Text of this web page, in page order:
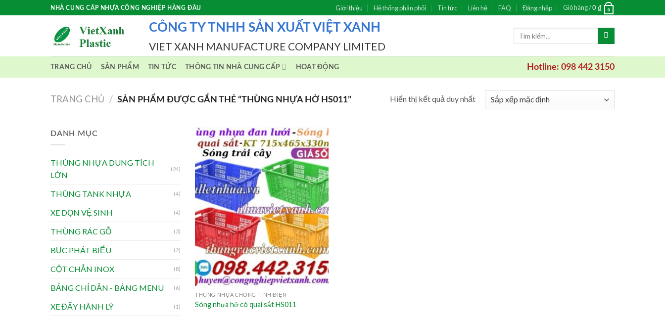
to
NHÀ CUNG CẤP NHỰA CÔNG NGHIỆP HÀNG ĐẦU Giới thiệu Hệ thống phân phối Tin tức Liên hệ FAQ Đăng nhập Giỏ hàng /0 ₫ 0
CÔNG TY TNHH SẢN XUẤT VIỆT XANH
VIET XANH MANUFACTURE COMPANY LIMITED
TRANG CHỦ SẢN PHẨM TIN TỨC THÔNG TIN NHÀ CUNG CẤP HOẠT ĐỘNG Hotline: 098 442 3150
TRANG CHỦ / SẢN PHẨM ĐƯỢC GẮN THẺ “THÙNG NHỰA HỞ HS011” Hiển thị kết quả duy nhất
DANH MỤC
THÙNG NHỰA DUNG TÍCH
LỚN
(24)
THÙNG TANK NHỰA (4)
XE DỌN VỆ SINH (4)
THÙNG RÁC GỖ (3)
BỤC PHÁT BIỂU (2)
CỘT CHẮN INOX (8)
BẢNG CHỈ DẪN - BẢNG MENU (6)
XE ĐẨY HÀNH LÝ (1)
THÙNG NHỰA CHỐNG TĨNH ĐIỆN
Sóng nhựa hở có quai sắt HS011